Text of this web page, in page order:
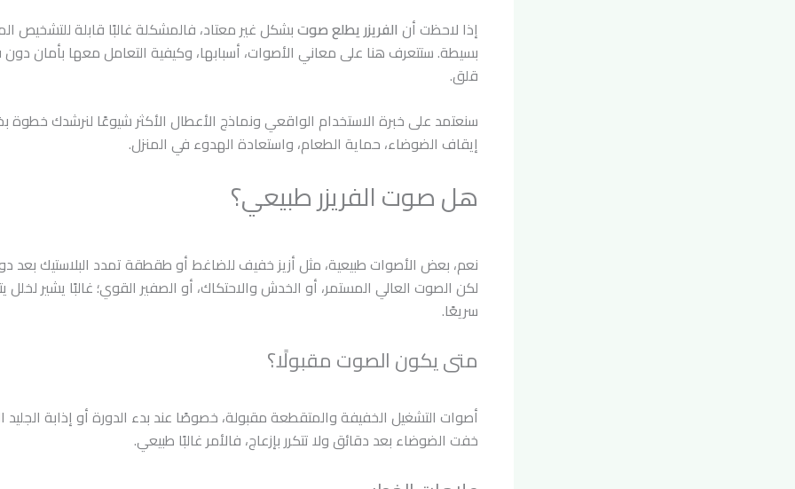
إذا لاحظت أن الفريزر يطلع صوتبشكل غير معتاد، فالمشكلة غالبًا قابلة للتشخيص
بسيطة. ستتعرف هنا على معاني الأصوات، أسبابها، وكيفية التعامل معها بأمان
قلق.
سنعتمد على خبرة الاستخدام الواقعي ونماذج الأعطال الأكثر شيوعًا لنرشدك
إيقاف الضوضاء، حماية الطعام، واستعادة الهدوء في المنزل.
هل صوت الفريزر طبيعي؟
نعم، بعض الأصوات طبيعية، مثل أزيز خفيف للضاغط أو طقطقة تمدد البلاستيك بعد
لكن الصوت العالي المستمر، أو الخدش والاحتكاك، أو الصفير القوي؛ غالبًا يشير
سريعًا.
متى يكون الصوت مقبولًا؟
أصوات التشغيل الخفيفة والمتقطعة مقبولة، خصوصًا عند بدء الدورة أو إذابة الجليد
خفت الضوضاء بعد دقائق ولا تتكرر بإزعاج، فالأمر غالبًا طبيعي.